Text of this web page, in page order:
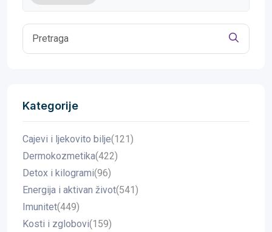
Kategorije
Cajevi i ljekovito bilje(121)
Dermokozmetika(422)
Detox i kilogrami(96)
Energija i aktivan život(541)
Imunitet(449)
Kosti i zglobovi(159)